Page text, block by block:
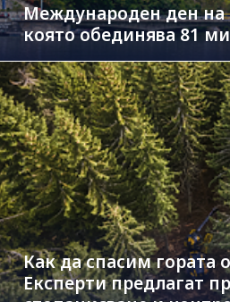
Международен ден на
която обединява 81
Как да спасим гората
Експерти предлагат